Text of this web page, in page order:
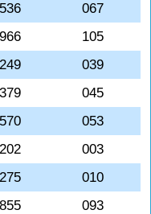
067
105
039
045
053
003
010
093